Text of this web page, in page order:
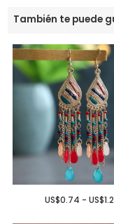
También te puede
US$0.74 -